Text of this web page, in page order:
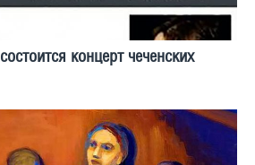
концерт чеченских